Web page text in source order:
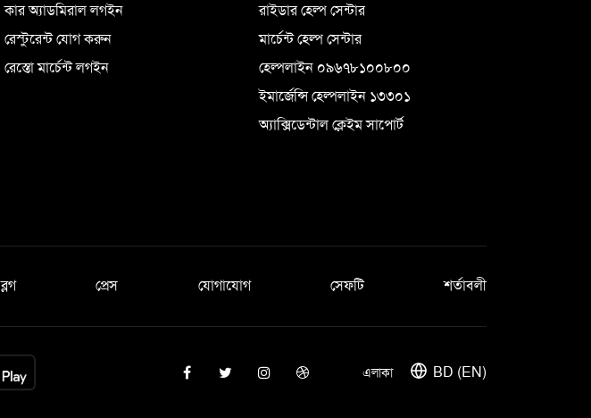
কার অ্যাডমিরাল লগইন
রেস্টুরেন্ট যোগ করুন
রেস্তো মার্চেন্ট লগইন
রাইডার হেল্প সেন্টার
মার্চেন্ট হেল্প সেন্টার
হেল্পলাইন ০৯৬৭৮১০০৮০০
ইমার্জেন্সি হেল্পলাইন ১৩৩০১
অ্যাক্সিডেন্টাল ক্লেইম সাপোর্ট
ব্লগ প্রেস যোগাযোগ সেফটি শর্তাবলী
এলাকা BD (EN)